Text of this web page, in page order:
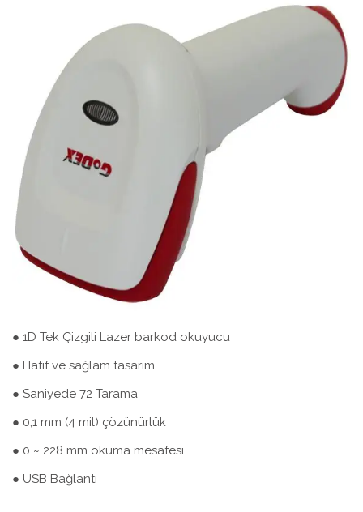
● 1D Tek Çizgili Lazer barkod okuyucu
● Hafif ve sağlam tasarım
● Saniyede 72 Tarama
● 0,1 mm (4 mil) çözünürlük
● 0 ~ 228 mm okuma mesafesi
● USB Bağlantı